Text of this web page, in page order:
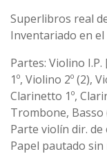
Superlibros real
Inventariado en el
Partes: Violino
1º, Violino 2º (2),
Clarinetto 1º,
Trombone, Basso
Parte violín dir.
Papel pautado